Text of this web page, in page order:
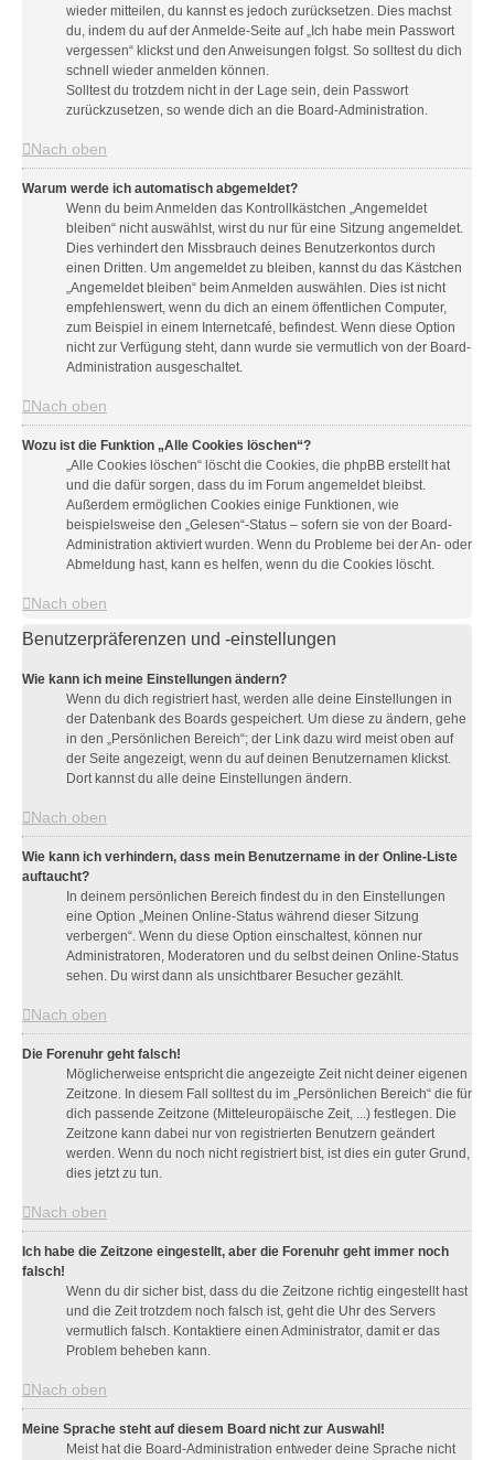
wieder mitteilen, du kannst es jedoch zurücksetzen. Dies machst
du, indem du auf der Anmelde-Seite auf „Ich habe mein Passwort
vergessen“ klickst und den Anweisungen folgst. So solltest du dich
schnell wieder anmelden können.
Solltest du trotzdem nicht in der Lage sein, dein Passwort
zurückzusetzen, so wende dich an die Board-Administration.
Nach oben
Warum werde ich automatisch abgemeldet?
Wenn du beim Anmelden das Kontrollkästchen „Angemeldet
bleiben“ nicht auswählst, wirst du nur für eine Sitzung angemeldet.
Dies verhindert den Missbrauch deines Benutzerkontos durch
einen Dritten. Um angemeldet zu bleiben, kannst du das Kästchen
„Angemeldet bleiben“ beim Anmelden auswählen. Dies ist nicht
empfehlenswert, wenn du dich an einem öffentlichen Computer,
zum Beispiel in einem Internetcafé, befindest. Wenn diese Option
nicht zur Verfügung steht, dann wurde sie vermutlich von der Board-
Administration ausgeschaltet.
Nach oben
Wozu ist die Funktion „Alle Cookies löschen“?
„Alle Cookies löschen“ löscht die Cookies, die phpBB erstellt hat
und die dafür sorgen, dass du im Forum angemeldet bleibst.
Außerdem ermöglichen Cookies einige Funktionen, wie
beispielsweise den „Gelesen“-Status – sofern sie von der Board-
Administration aktiviert wurden. Wenn du Probleme bei der An- oder
Abmeldung hast, kann es helfen, wenn du die Cookies löscht.
Nach oben
Benutzerpräferenzen und -einstellungen
Wie kann ich meine Einstellungen ändern?
Wenn du dich registriert hast, werden alle deine Einstellungen in
der Datenbank des Boards gespeichert. Um diese zu ändern, gehe
in den „Persönlichen Bereich“; der Link dazu wird meist oben auf
der Seite angezeigt, wenn du auf deinen Benutzernamen klickst.
Dort kannst du alle deine Einstellungen ändern.
Nach oben
Wie kann ich verhindern, dass mein Benutzername in der Online-Liste
auftaucht?
In deinem persönlichen Bereich findest du in den Einstellungen
eine Option „Meinen Online-Status während dieser Sitzung
verbergen“. Wenn du diese Option einschaltest, können nur
Administratoren, Moderatoren und du selbst deinen Online-Status
sehen. Du wirst dann als unsichtbarer Besucher gezählt.
Nach oben
Die Forenuhr geht falsch!
Möglicherweise entspricht die angezeigte Zeit nicht deiner eigenen
Zeitzone. In diesem Fall solltest du im „Persönlichen Bereich“ die für
dich passende Zeitzone (Mitteleuropäische Zeit, ...) festlegen. Die
Zeitzone kann dabei nur von registrierten Benutzern geändert
werden. Wenn du noch nicht registriert bist, ist dies ein guter Grund,
dies jetzt zu tun.
Nach oben
Ich habe die Zeitzone eingestellt, aber die Forenuhr geht immer noch
falsch!
Wenn du dir sicher bist, dass du die Zeitzone richtig eingestellt hast
und die Zeit trotzdem noch falsch ist, geht die Uhr des Servers
vermutlich falsch. Kontaktiere einen Administrator, damit er das
Problem beheben kann.
Nach oben
Meine Sprache steht auf diesem Board nicht zur Auswahl!
Meist hat die Board-Administration entweder deine Sprache nicht